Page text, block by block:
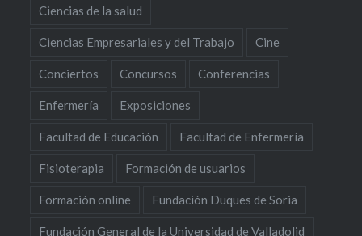
Ciencias de la salud
Ciencias Empresariales y del Trabajo Cine
Conciertos Concursos Conferencias
Enfermería Exposiciones
Facultad de Educación Facultad de Enfermería
Fisioterapia Formación de usuarios
Formación online Fundación Duques de Soria
Fundación General de la Universidad de Valladolid